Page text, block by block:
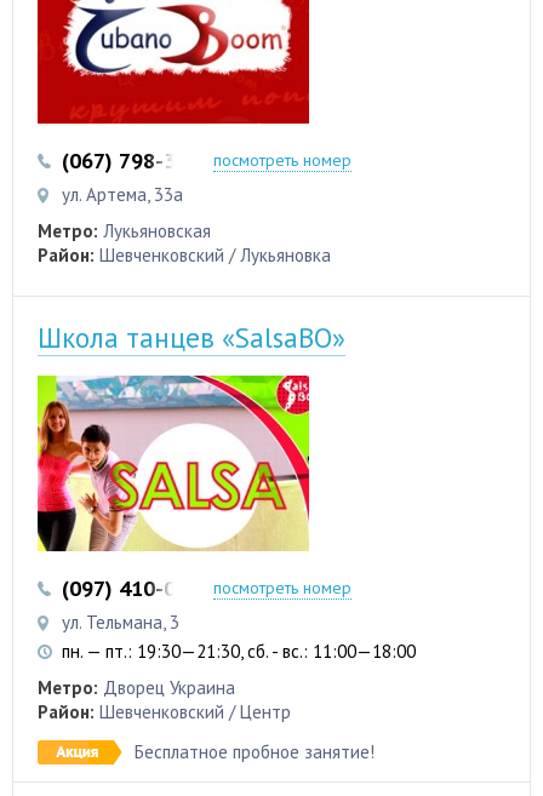
(067) 798-3692 посмотреть номер
ул. Артема, 33а
Метро: Лукьяновская
Район: Шевченковский / Лукьяновка
Школа танцев «SalsaBO»
(097) 410-06-51 (093) 957-75-24
посмотреть номер
ул. Тельмана, 3
пн. — пт.: 19:30—21:30, сб. - вс.: 11:00—18:00
Метро: Дворец Украина
Район: Шевченковский / Центр
Бесплатное пробное занятие!